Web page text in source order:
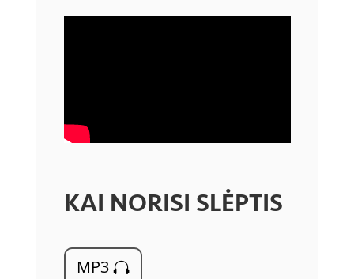
KAI NORISI SLĖPTIS
MP3